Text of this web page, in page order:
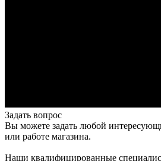
Задать вопрос
Вы можете задать любой
или работе магазина.
Наши квалифицированные